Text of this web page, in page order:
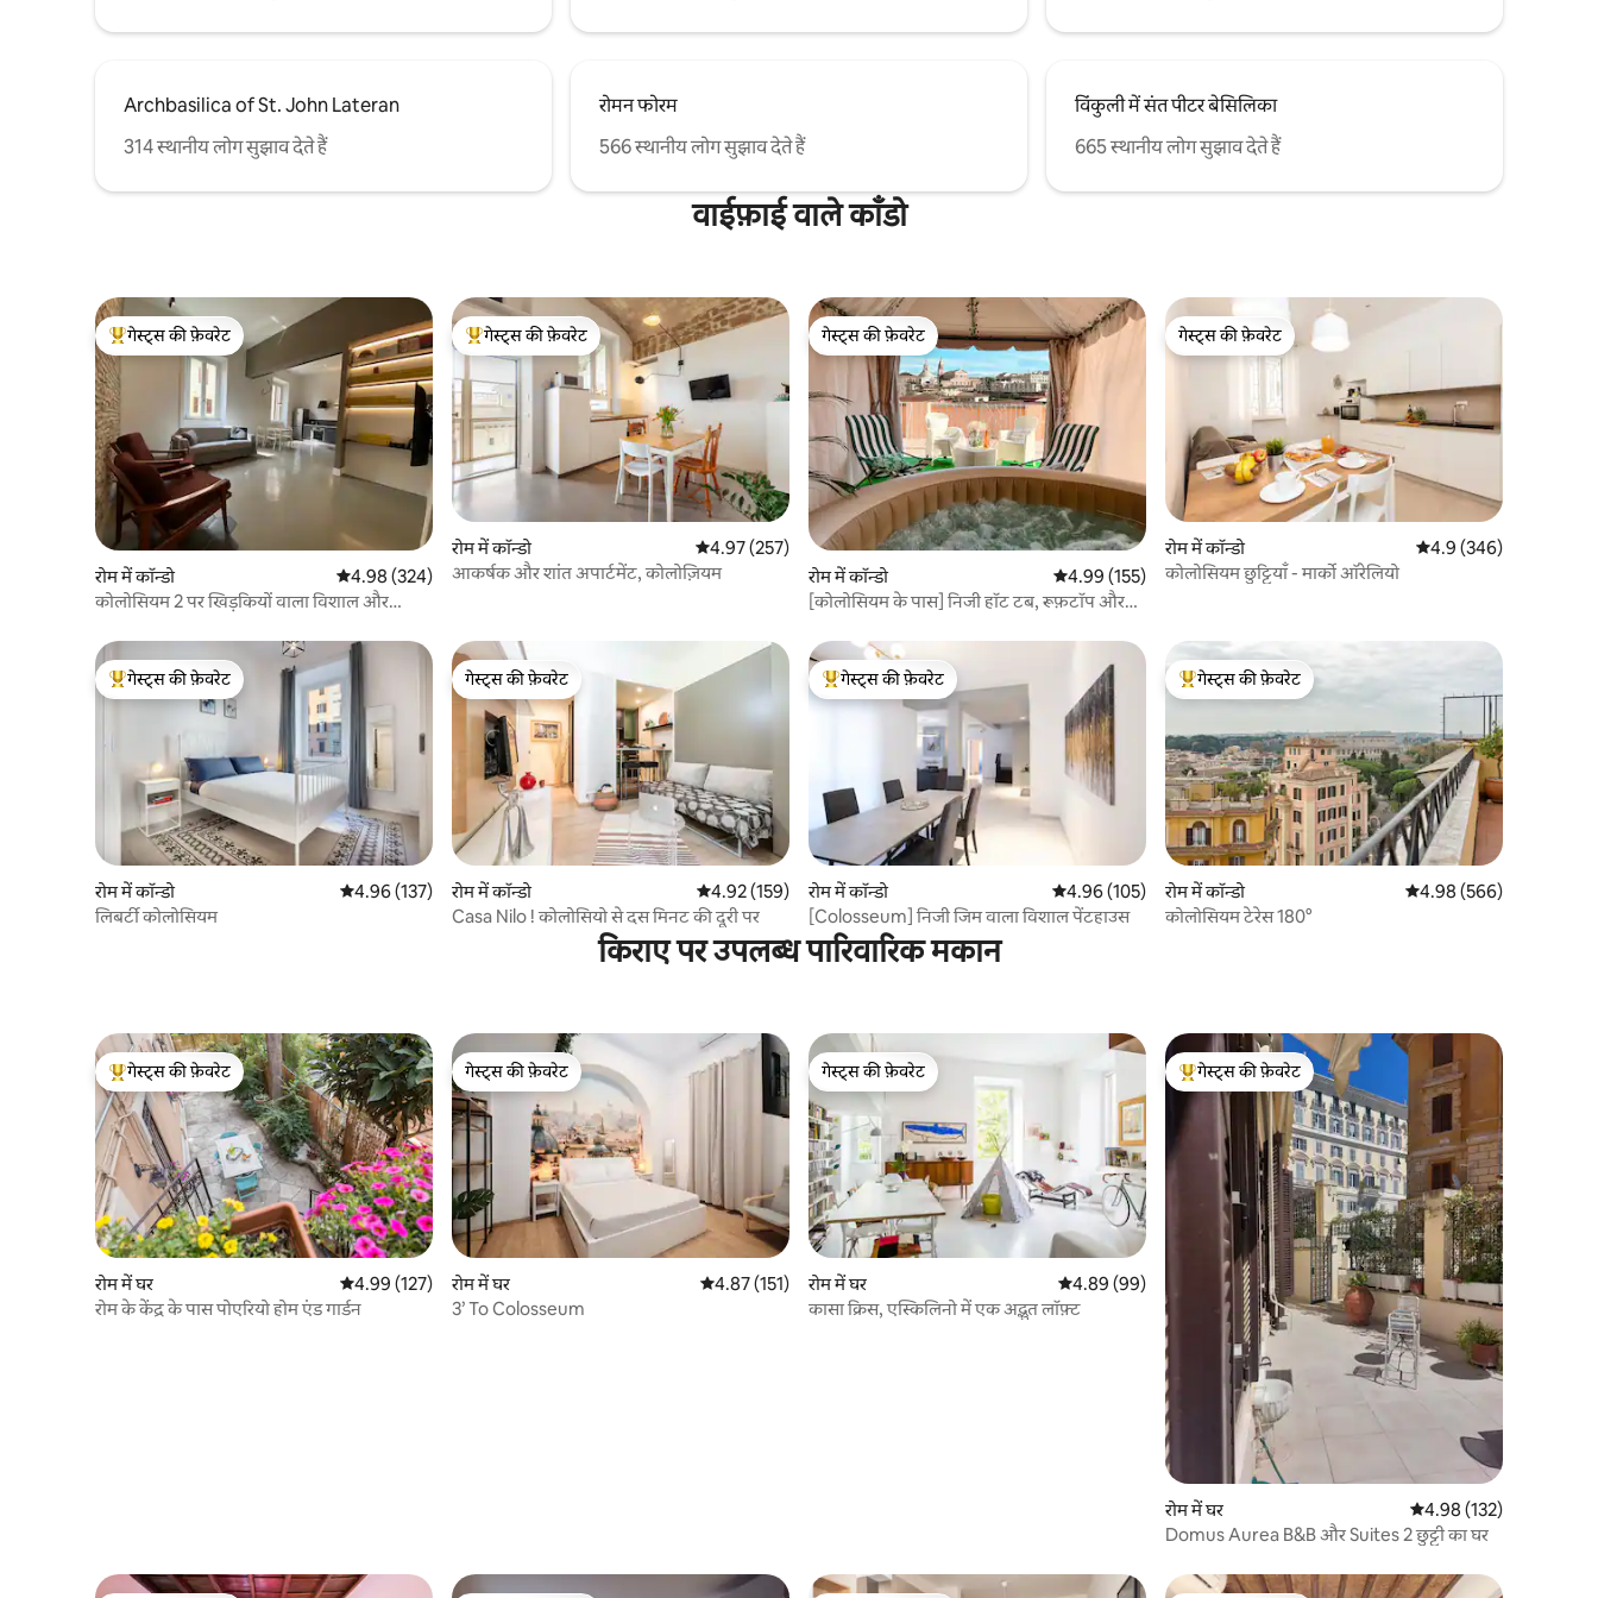
Archbasilica of St. John Lateran
314 स्थानीय लोग सुझाव देते हैं
रोमन फोरम
566 स्थानीय लोग सुझाव देते हैं
विंकुली में संत पीटर बेसिलिका
665 स्थानीय लोग सुझाव देते हैं
वाईफ़ाई वाले काँडो
गेस्ट्स का टॉप फ़ेवरेट
गेस्ट्स की फ़ेवरेट
रोम में कॉन्डो औसत रेटिंग 5 में से 4.98, 324 समीक्षाएँ
4.98 (324)
कोलोसियम 2 पर खिड़कियों वाला विशाल और
गेस्ट्स का टॉप फ़ेवरेट
गेस्ट्स की फ़ेवरेट
रोम में कॉन्डो औसत रेटिंग 5 में से 4.97, 257 समीक्षाएँ
4.97 (257)
आकर्षक और शांत अपार्टमेंट, कोलोज़ियम
गेस्ट्स की फ़ेवरेट
गेस्ट्स की फ़ेवरेट
रोम में कॉन्डो औसत रेटिंग 5 में से 4.99, 155 समीक्षाएँ
4.99 (155)
[कोलोसियम के पास] निजी हॉट टब, रूफ़टॉप और
गेस्ट्स की फ़ेवरेट
गेस्ट्स की फ़ेवरेट
रोम में कॉन्डो औसत रेटिंग 5 में से 4.9,
4.9 (346)
कोलोसियम छुट्टियाँ - मार्को ऑरेलियो
गेस्ट्स का टॉप फ़ेवरेट
गेस्ट्स की फ़ेवरेट
रोम में कॉन्डो औसत रेटिंग 5 में से 4.96, 137 समीक्षाएँ
4.96 (137)
लिबर्टी कोलोसियम
गेस्ट्स की फ़ेवरेट
गेस्ट्स की फ़ेवरेट
रोम में कॉन्डो औसत रेटिंग 5 में से 4.92, 159 समीक्षाएँ
4.92 (159)
Casa Nilo ! कोलोसियो से दस मिनट की दूरी पर
गेस्ट्स का टॉप फ़ेवरेट
गेस्ट्स की फ़ेवरेट
रोम में कॉन्डो औसत रेटिंग 5 में से 4.96, 105 समीक्षाएँ
4.96 (105)
[Colosseum] निजी जिम वाला विशाल पेंटहाउस
गेस्ट्स का टॉप फ़ेवरेट
गेस्ट्स की फ़ेवरेट
रोम में कॉन्डो औसत रेटिंग 5 में से 4.98,
4.98 (566)
कोलोसियम टेरेस 180°
किराए पर उपलब्ध पारिवारिक मकान
गेस्ट्स का टॉप फ़ेवरेट
गेस्ट्स की फ़ेवरेट
रोम में घर औसत रेटिंग 5 में से 4.99, 127 समीक्षाएँ
4.99 (127)
रोम के केंद्र के पास पोएरियो होम एंड गार्डन
गेस्ट्स की फ़ेवरेट
गेस्ट्स की फ़ेवरेट
रोम में घर औसत रेटिंग 5 में से 4.87, 151 समीक्षाएँ
4.87 (151)
3’ To Colosseum
गेस्ट्स की फ़ेवरेट
गेस्ट्स की फ़ेवरेट
रोम में घर औसत रेटिंग 5 में से 4.89, 99 समीक्षाएँ
4.89 (99)
कासा क्रिस, एस्किलिनो में एक अद्भुत लॉफ़्ट
गेस्ट्स का टॉप फ़ेवरेट
गेस्ट्स की फ़ेवरेट
रोम में घर औसत रेटिंग 5 में से 4.98,
4.98 (132)
Domus Aurea B&B और Suites 2 छुट्टी का घर